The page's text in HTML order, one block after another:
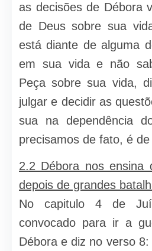
as decisões de Débora
de Deus sobre sua
está diante de alguma
em sua vida e não
Peça sobre sua vida,
julgar e decidir as
sua na dependência
precisamos de fato, é
2.2 Débora nos ensina
depois de grandes
No capitulo 4 de
convocado para ir a
Débora e diz no verso 8: